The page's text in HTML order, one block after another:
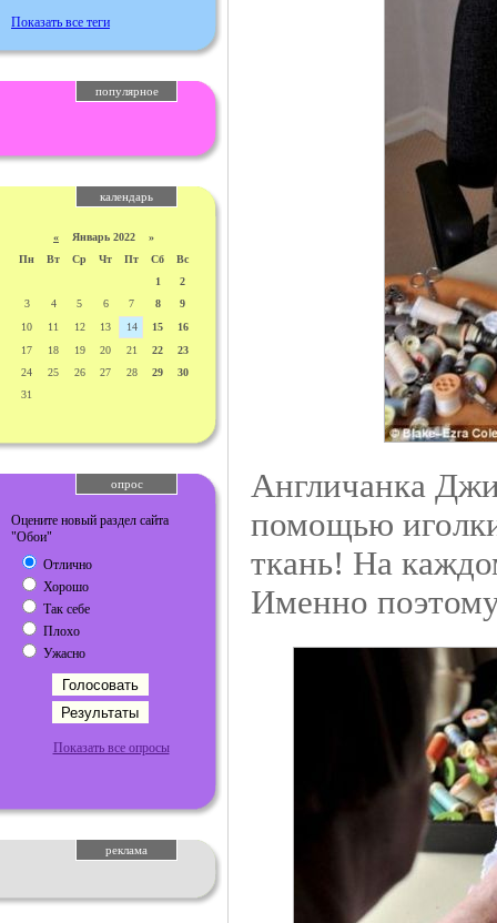
Показать все теги
популярное
календарь
« Январь 2022 »
Пн
Вт Ср Чт Пт Сб
Вс
1
2
3
4 5 6 7 8
9
10
11 12 13 14 15
16
17
18 19 20 21 22
23
24
25 26 27 28 29
30
31
опрос
Оцените новый раздел сайта
"Обои"
Отлично
Хорошо
Так себе
Плохо
Ужасно
Показать все опросы
реклама
Англичанка
помощью
ткань! На
Именно